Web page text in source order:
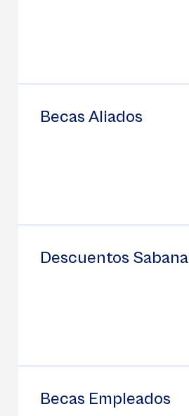
Becas Aliados
Descuentos Sabana
Becas Empleados